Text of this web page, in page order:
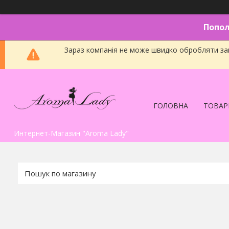
Зараз компанія не може швидко обробляти
Интернет-Магазин "Aroma Lady"
ГОЛОВНА